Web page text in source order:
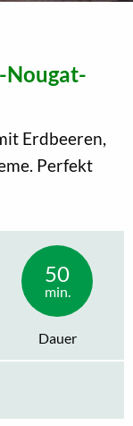
Nougat-
Erdbeeren,
Perfekt
50
min.
Dauer